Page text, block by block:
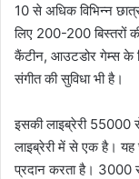
10 से अधिक विभिन्न
लिए 200-200 बिस्तरों
कैंटीन, आउटडोर गेम्स के
संगीत की सुविधा भी है।
इसकी लाइब्रेरी 55000
लाइब्रेरी में से एक है। यह
प्रदान करता है। 3000 से